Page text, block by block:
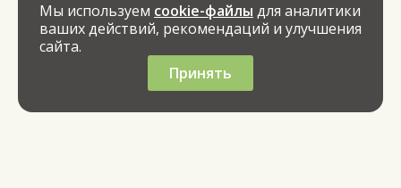
Мы используем cookie-файлы для аналитики
ваших действий, рекомендаций и улучшения
сайта.
Принять